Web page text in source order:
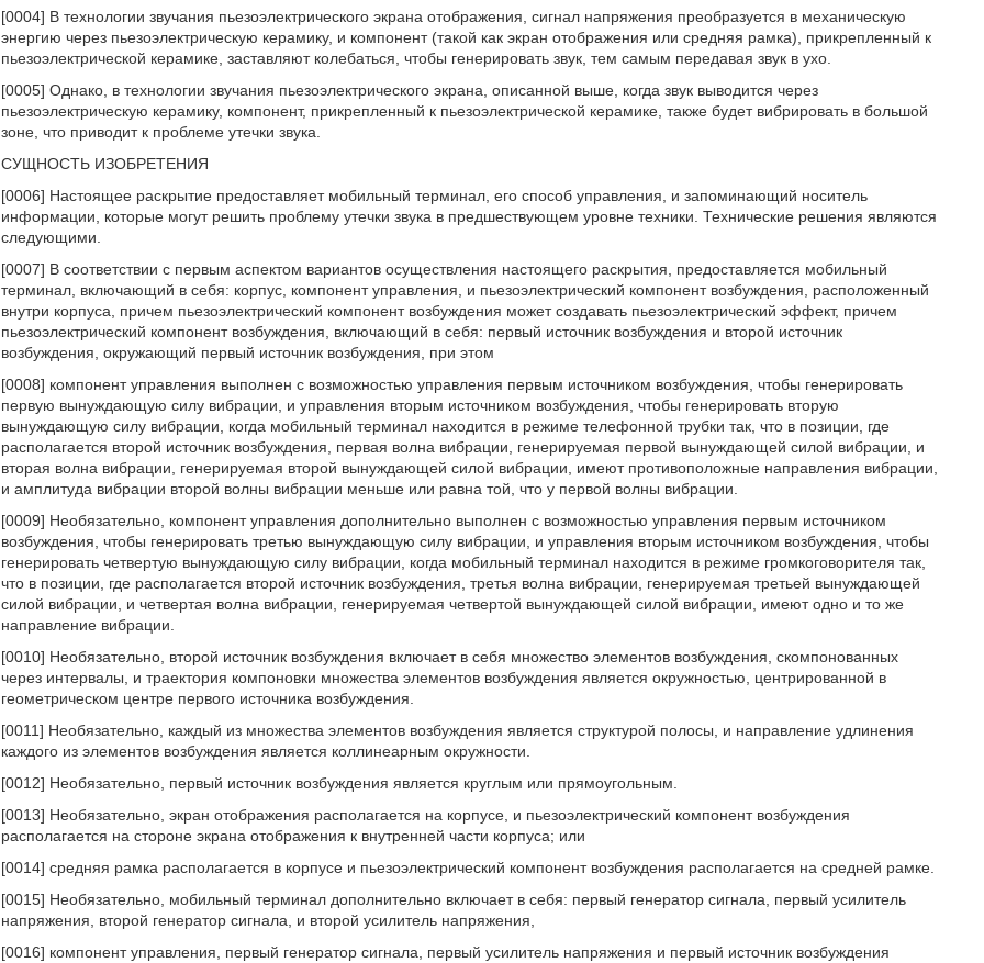
[0004] В технологии звучания пьезоэлектрического экрана отображения, сигнал напряжения преобразуется в механическую
энергию через пьезоэлектрическую керамику, и компонент (такой как экран отображения или средняя рамка), прикрепленный к
пьезоэлектрической керамике, заставляют колебаться, чтобы генерировать звук, тем самым передавая звук в ухо.
[0005] Однако, в технологии звучания пьезоэлектрического экрана, описанной выше, когда звук выводится через
пьезоэлектрическую керамику, компонент, прикрепленный к пьезоэлектрической керамике, также будет вибрировать в большой
зоне, что приводит к проблеме утечки звука.
СУЩНОСТЬ ИЗОБРЕТЕНИЯ
[0006] Настоящее раскрытие предоставляет мобильный терминал, его способ управления, и запоминающий носитель
информации, которые могут решить проблему утечки звука в предшествующем уровне техники. Технические решения являются
следующими.
[0007] В соответствии с первым аспектом вариантов осуществления настоящего раскрытия, предоставляется мобильный
терминал, включающий в себя: корпус, компонент управления, и пьезоэлектрический компонент возбуждения, расположенный
внутри корпуса, причем пьезоэлектрический компонент возбуждения может создавать пьезоэлектрический эффект, причем
пьезоэлектрический компонент возбуждения, включающий в себя: первый источник возбуждения и второй источник
возбуждения, окружающий первый источник возбуждения, при этом
[0008] компонент управления выполнен с возможностью управления первым источником возбуждения, чтобы генерировать
первую вынуждающую силу вибрации, и управления вторым источником возбуждения, чтобы генерировать вторую
вынуждающую силу вибрации, когда мобильный терминал находится в режиме телефонной трубки так, что в позиции, где
располагается второй источник возбуждения, первая волна вибрации, генерируемая первой вынуждающей силой вибрации, и
вторая волна вибрации, генерируемая второй вынуждающей силой вибрации, имеют противоположные направления вибрации,
и амплитуда вибрации второй волны вибрации меньше или равна той, что у первой волны вибрации.
[0009] Необязательно, компонент управления дополнительно выполнен с возможностью управления первым источником
возбуждения, чтобы генерировать третью вынуждающую силу вибрации, и управления вторым источником возбуждения, чтобы
генерировать четвертую вынуждающую силу вибрации, когда мобильный терминал находится в режиме громкоговорителя так,
что в позиции, где располагается второй источник возбуждения, третья волна вибрации, генерируемая третьей вынуждающей
силой вибрации, и четвертая волна вибрации, генерируемая четвертой вынуждающей силой вибрации, имеют одно и то же
направление вибрации.
[0010] Необязательно, второй источник возбуждения включает в себя множество элементов возбуждения, скомпонованных
через интервалы, и траектория компоновки множества элементов возбуждения является окружностью, центрированной в
геометрическом центре первого источника возбуждения.
[0011] Необязательно, каждый из множества элементов возбуждения является структурой полосы, и направление удлинения
каждого из элементов возбуждения является коллинеарным окружности.
[0012] Необязательно, первый источник возбуждения является круглым или прямоугольным.
[0013] Необязательно, экран отображения располагается на корпусе, и пьезоэлектрический компонент возбуждения
располагается на стороне экрана отображения к внутренней части корпуса; или
[0014] средняя рамка располагается в корпусе и пьезоэлектрический компонент возбуждения располагается на средней рамке.
[0015] Необязательно, мобильный терминал дополнительно включает в себя: первый генератор сигнала, первый усилитель
напряжения, второй генератор сигнала, и второй усилитель напряжения,
[0016] компонент управления, первый генератор сигнала, первый усилитель напряжения и первый источник возбуждения